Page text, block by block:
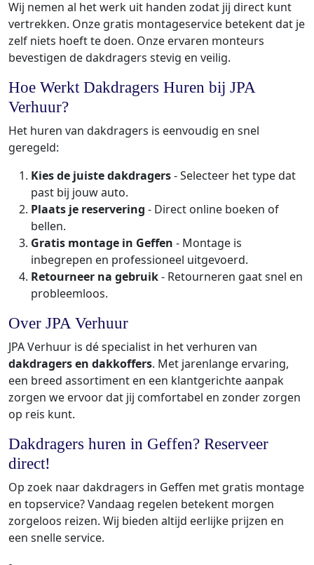
Wij nemen al het werk uit handen zodat jij direct kunt
vertrekken. Onze gratis montageservice betekent dat je
zelf niets hoeft te doen. Onze ervaren monteurs
bevestigen de dakdragers stevig en veilig.
Hoe Werkt Dakdragers Huren bij JPA
Verhuur?
Het huren van dakdragers is eenvoudig en snel
geregeld:
Kies de juiste dakdragers- Selecteer het type dat
past bij jouw auto.
Plaats je reservering - Direct online boeken of
bellen.
Gratis montage in Geffen - Montage is
inbegrepen en professioneel uitgevoerd.
Retourneer na gebruik- Retourneren gaat snel en
probleemloos.
Over JPA Verhuur
JPA Verhuur is dé specialist in het verhuren van
dakdragers en dakkoffers. Met jarenlange ervaring,
een breed assortiment en een klantgerichte aanpak
zorgen we ervoor dat jij comfortabel en zonder zorgen
op reis kunt.
Dakdragers huren in Geffen? Reserveer
direct!
Op zoek naar dakdragers in Geffen met gratis montage
en topservice? Vandaag regelen betekent morgen
zorgeloos reizen. Wij bieden altijd eerlijke prijzen en
een snelle service.